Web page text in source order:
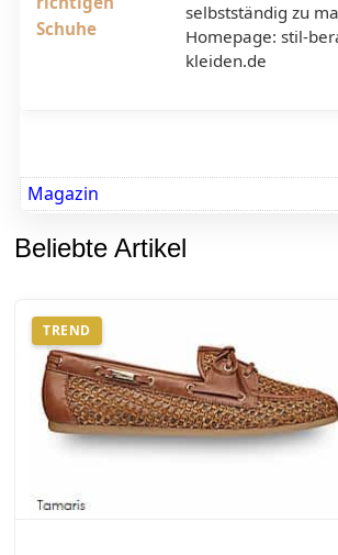
selbstständig zu
Homepage: stil-
kleiden.de
Magazin
Beliebte Artikel
TREND